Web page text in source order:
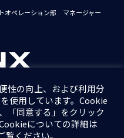
オペレーション部 マネージャー
方針
基本方針
性の向上、および利用分
使用しています。Cookie
「同意する」をクリック
についての詳細は
ください。